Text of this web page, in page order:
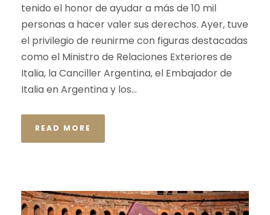
tenido el honor de ayudar a más de 10 mil
personas a hacer valer sus derechos. Ayer, tuve
el privilegio de reunirme con figuras destacadas
como el Ministro de Relaciones Exteriores de
Italia, la Canciller Argentina, el Embajador de
Italia en Argentina y los...
READ MORE